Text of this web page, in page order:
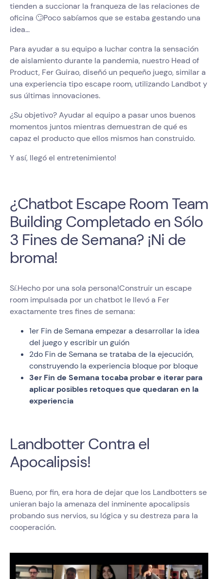
tienden a succionar la franqueza de las relaciones de
oficina 🙄Poco sabíamos que se estaba gestando una
idea...
Para ayudar a su equipo a luchar contra la sensación
de aislamiento durante la pandemia, nuestro Head of
Product, Fer Guirao, diseñó un pequeño juego, similar a
una experiencia tipo escape room, utilizando Landbot y
sus últimas innovaciones.
¿Su objetivo? Ayudar al equipo a pasar unos buenos
momentos juntos mientras demuestran de qué es
capaz el producto que ellos mismos han construido.
Y así, llegó el entretenimiento!
¿Chatbot Escape Room Team
Building Completado en Sólo
3 Fines de Semana? ¡Ni de
broma!
Sí.Hecho por una sola persona!Construir un escape
room impulsada por un chatbot le llevó a Fer
exactamente tres fines de semana:
1er Fin de Semana empezar a desarrollar la idea
del juego y escribir un guión
2do Fin de Semana se trataba de la ejecución,
construyendo la experiencia bloque por bloque
3er Fin de Semana tocaba probar e iterar para
aplicar posibles retoques que quedaran en la
experiencia
Landbotter Contra el
Apocalipsis!
Bueno, por fin, era hora de dejar que los Landbotters se
unieran bajo la amenaza del inminente apocalipsis
probando sus nervios, su lógica y su destreza para la
cooperación.